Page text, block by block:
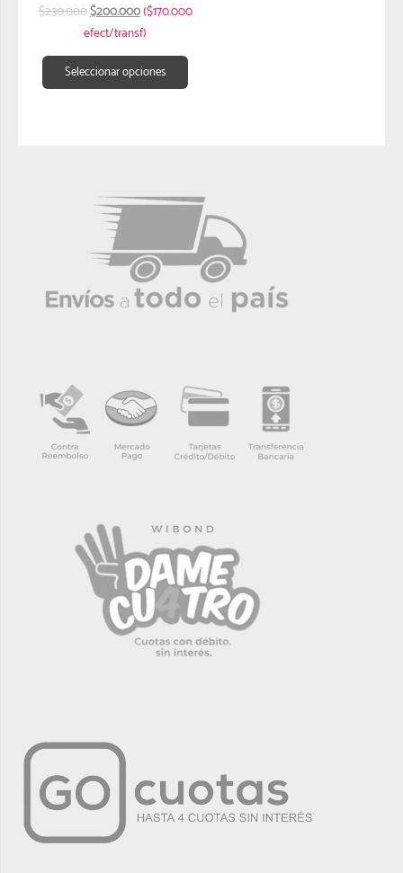
$230.000$200.000($170.000
efect/transf)
Seleccionar opciones